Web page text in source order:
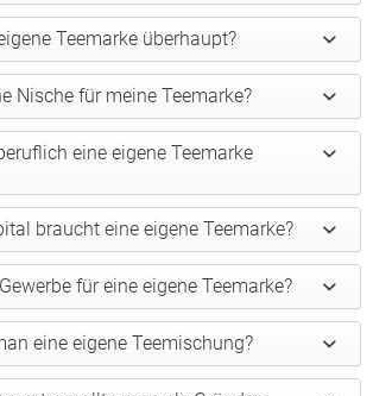
Teemarke überhaupt?
Nische für meine Teemarke?
eine eigene Teemarke
braucht eine eigene Teemarke?
für eine eigene Teemarke?
eine eigene Teemischung?